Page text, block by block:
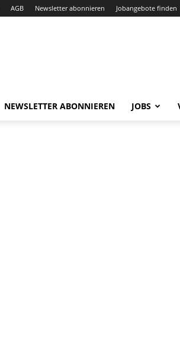
AGB Newsletter abonnieren Jobangebote finden
NEWSLETTER ABONNIEREN JOBS